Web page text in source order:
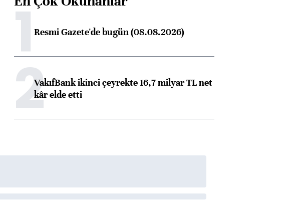
1Resmi Gazete'de bugün (08.08.2026)
2VakıfBank ikinci çeyrekte 16,7 milyar TL net
kâr elde etti